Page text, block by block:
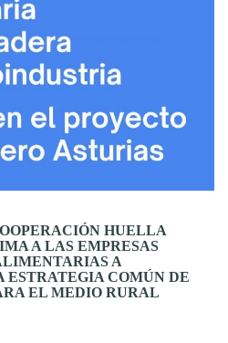
HUELLA
A LAS EMPRESAS
A
ESTRATEGIA COMÚN DE
EL MEDIO RURAL